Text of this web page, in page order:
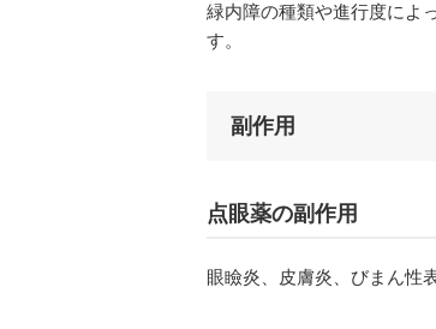
緑内障の種類や進行度によ
す。
副作用
点眼薬の副作用
眼瞼炎、皮膚炎、びまん性